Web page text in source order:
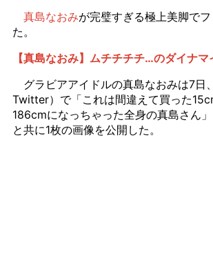
真島なおみが完璧すぎる極上美脚で
た。
【真島なおみ】ムチチチチ…のダイナマ
グラビアアイドルの真島なおみは7日
Twitter）で「これは間違えて買った
186cmになっちゃった全身の真島さん
と共に1枚の画像を公開した。